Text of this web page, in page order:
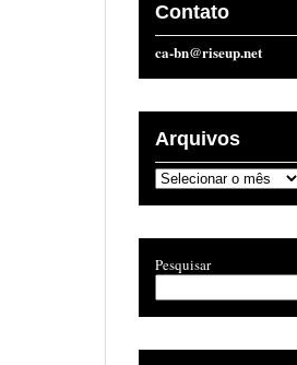
Contato
ca-bn@riseup.net
Arquivos
Arquivos
Pesquisar